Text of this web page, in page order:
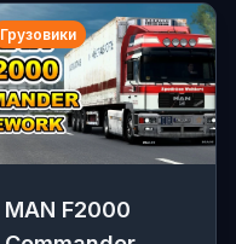
Грузовики
MAN F2000